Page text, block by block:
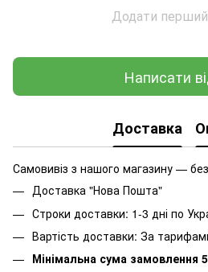
Додати перший
Написати
Доставка
Самовивіз з нашого магазину —
Доставка "Нова Пошта"
Строки доставки: 1-3 дні по
Вартість доставки: За
Мінімальна сума замовлення